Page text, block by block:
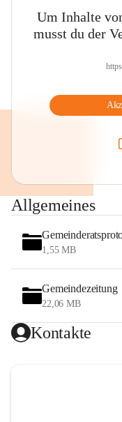
Um Inhalte
musst du der
Allgemeines
1,55 MB
Gemeindezeitung
22,06 MB
Kontakte